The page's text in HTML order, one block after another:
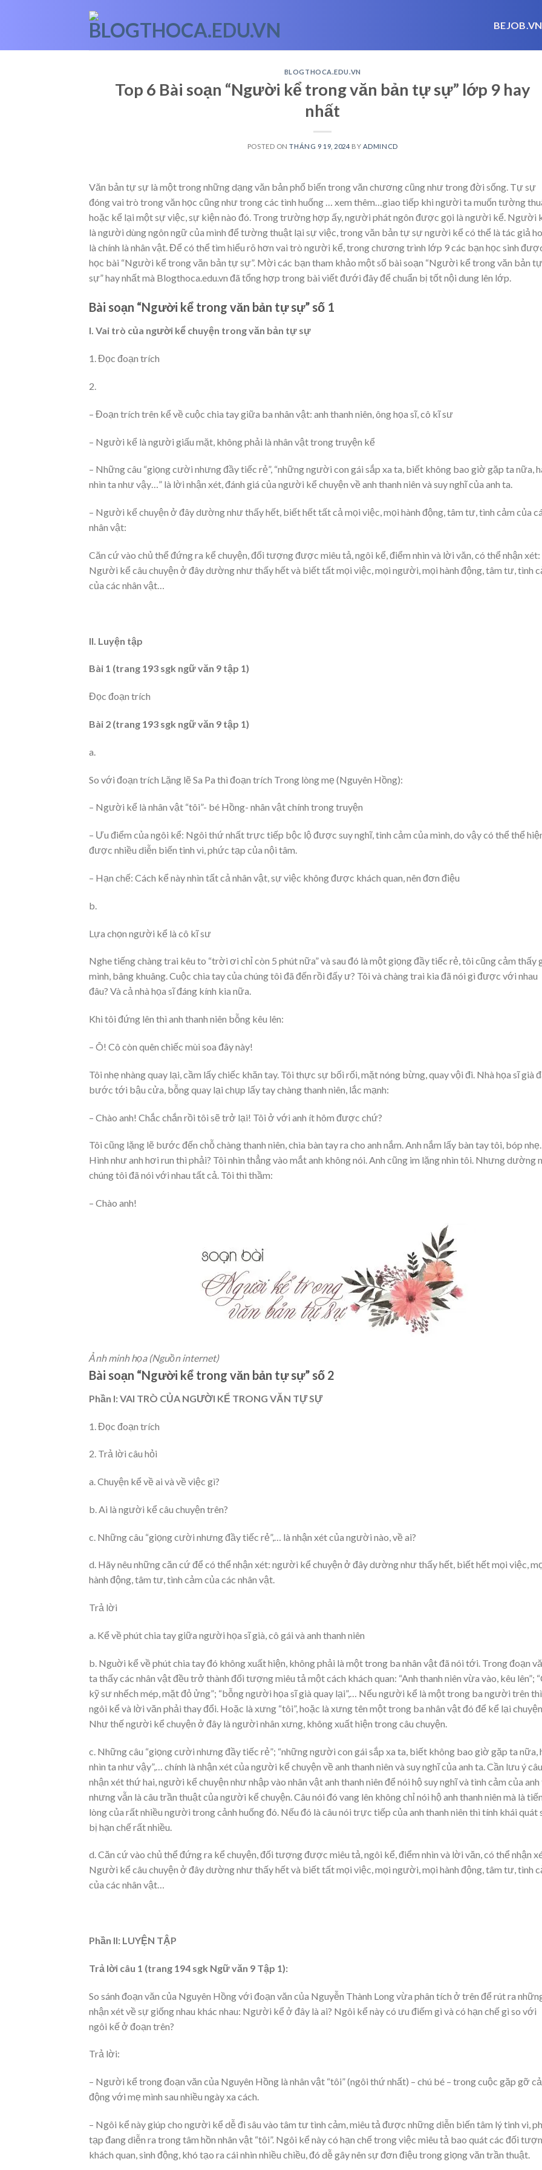
BEJOB.VN
BLOGTHOCA.EDU.VN
Top 6 Bài soạn “Người kể trong văn bản tự sự” lớp 9 hay
nhất
POSTED ONTHÁNG 9 19, 2024 BY ADMINCD
Văn bản tự sự là một trong những dạng văn bản phổ biến trong văn chương cũng như trong đời sống. Tự sự
đóng vai trò trong văn học cũng như trong các tình huống
… xem thêm… giao tiếp khi người ta muốn tường
hoặc kể lại một sự việc, sự kiện nào đó. Trong trường hợp ấy, người phát ngôn được gọi là người kể. Người
là người dùng ngôn ngữ của mình để tường thuật lại sự việc, trong văn bản tự sự người kể có thể là tác giả
là chính là nhân vật. Để có thể tìm hiểu rõ hơn vai trò người kể, trong chương trình lớp 9 các bạn học sinh
học bài “Người kể trong văn bản tự sự”. Mời các bạn tham khảo một số bài soạn “Người kể trong văn bản tự
sự” hay nhất mà Blogthoca.edu.vn đã tổng hợp trong bài viết đưới đây để chuẩn bị tốt nội dung lên lớp.
Bài soạn “Người kể trong văn bản tự sự” số 1
I. Vai trò của người kể chuyện trong văn bản tự sự
1. Đọc đoạn trích
2.
– Đoạn trích trên kể về cuộc chia tay giữa ba nhân vật: anh thanh niên, ông họa sĩ, cô kĩ sư
– Người kể là người giấu mặt, không phải là nhân vật trong truyện kể
– Những câu “giọng cười nhưng đầy tiếc rẻ”, “những người con gái sắp xa ta, biết không bao giờ gặp ta nữa,
nhìn ta như vậy…” là lời nhận xét, đánh giá của người kể chuyện về anh thanh niên và suy nghĩ của anh ta.
– Người kể chuyện ở đây dường như thấy hết, biết hết tất cả mọi việc, mọi hành động, tâm tư, tình cảm của
nhân vật:
Căn cứ vào chủ thể đứng ra kể chuyện, đối tượng được miêu tả, ngôi kể, điểm nhìn và lời văn, có thể nhận xét:
Người kể câu chuyện ở đây dường như thấy hết và biết tất mọi việc, mọi người, mọi hành động, tâm tư, tình
của các nhân vật…
II. Luyện tập
Bài 1 (trang 193 sgk ngữ văn 9 tập 1)
Đọc đoạn trích
Bài 2 (trang 193 sgk ngữ văn 9 tập 1)
a.
So với đoạn trích Lặng lẽ Sa Pa thì đoạn trích Trong lòng mẹ (Nguyên Hồng):
– Người kể là nhân vật “tôi”- bé Hồng- nhân vật chính trong truyện
– Ưu điểm của ngôi kể: Ngôi thứ nhất trực tiếp bộc lộ được suy nghĩ, tình cảm của mình, do vậy có thể thể
được nhiều diễn biến tinh vi, phức tạp của nội tâm.
– Hạn chế: Cách kể này nhìn tất cả nhân vật, sự việc không được khách quan, nên đơn điệu
b.
Lựa chọn người kể là cô kĩ sư
Nghe tiếng chàng trai kêu to “trời ơi chỉ còn 5 phút nữa” và sau đó là một giọng đầy tiếc rẻ, tôi cũng cảm thấy
mình, bâng khuâng. Cuộc chia tay của chúng tôi đã đến rồi đấy ư? Tôi và chàng trai kia đã nói gì được với nhau
đâu? Và cả nhà họa sĩ đáng kính kia nữa.
Khi tôi đứng lên thì anh thanh niên bỗng kêu lên:
– Ô! Cô còn quên chiếc mùi soa đây này!
Tôi nhẹ nhàng quay lại, cầm lấy chiếc khăn tay. Tôi thực sự bối rối, mặt nóng bừng, quay vội đi. Nhà họa sĩ già
bước tới bậu cửa, bỗng quay lại chụp lấy tay chàng thanh niên, lắc mạnh:
– Chào anh! Chắc chắn rồi tôi sẽ trở lại! Tôi ở với anh ít hôm được chứ?
Tôi cũng lặng lẽ bước đến chỗ chàng thanh niên, chìa bàn tay ra cho anh nắm. Anh nắm lấy bàn tay tôi, bóp nhẹ.
Hình như anh hơi run thì phải? Tôi nhìn thẳng vào mắt anh không nói. Anh cũng im lặng nhìn tôi. Nhưng dường
chúng tôi đã nói với nhau tất cả. Tôi thì thầm:
– Chào anh!
Ảnh minh họa (Nguồn internet)
Bài soạn “Người kể trong văn bản tự sự” số 2
Phần I: VAI TRÒ CỦA NGƯỜI KỂ TRONG VĂN TỰ SỰ
1. Đọc đoạn trích
2. Trả lời câu hỏi
a. Chuyện kể về ai và về việc gì?
b. Ai là người kể câu chuyện trên?
c. Những câu “giọng cười nhưng đầy tiếc rẻ”,… là nhận xét của người nào, về ai?
d. Hãy nêu những căn cứ để có thể nhận xét: người kể chuyện ở đây dường như thấy hết, biết hết mọi việc,
hành động, tâm tư, tình cảm của các nhân vật.
Trả lời
a. Kể về phút chia tay giữa người họa sĩ già, cô gái và anh thanh niên
b. Nguời kể về phút chia tay đó không xuất hiện, không phải là một trong ba nhân vật đã nói tới. Trong đoạn
ta thấy các nhân vật đều trở thành đối tượng miêu tả một cách khách quan: “Anh thanh niên vừa vào, kêu lên”;
kỹ sư nhếch mép, mặt đỏ ửng”; “bỗng người họa sĩ già quay lại”,… Nếu người kể là một trong ba người trên thì
ngôi kể và lời văn phải thay đổi. Hoặc là xưng “tôi”, hoặc là xưng tên một trong ba nhân vật đó để kể lại
Như thế người kể chuyện ở đây là người nhân xưng, không xuất hiện trong câu chuyện.
c. Những câu “giọng cười nhưng đầy tiếc rẻ”; “những người con gái sắp xa ta, biết không bao giờ gặp ta nữa,
nhìn ta như vậy”,… chính là nhận xét của người kể chuyện về anh thanh niên và suy nghĩ của anh ta. Cần lưu ý câu
nhận xét thứ hai, người kể chuyện như nhập vào nhân vật anh thanh niên để nói hộ suy nghĩ và tình cảm của anh
nhưng vẫn là câu trần thuật của người kể chuyện. Câu nói đó vang lên không chỉ nói hộ anh thanh niên mà là
lòng của rất nhiều người trong cảnh huống đó. Nếu đó là câu nói trực tiếp của anh thanh niên thì tính khái quát
bị hạn chế rất nhiều.
d. Căn cứ vào chủ thể đứng ra kể chuyện, đối tượng được miêu tả, ngôi kể, điểm nhìn và lời văn, có thể nhận
Người kể câu chuyện ở đây dường như thấy hết và biết tất mọi việc, mọi người, mọi hành động, tâm tư, tình
của các nhân vật…
Phần II: LUYỆN TẬP
Trả lời câu 1 (trang 194 sgk Ngữ văn 9 Tập 1):
So sánh đoạn văn của Nguyên Hồng với đoạn văn của Nguyễn Thành Long vừa phân tích ở trên để rút ra
nhận xét về sự giống nhau khác nhau: Người kể ở đây là ai? Ngôi kể này có ưu điếm gì và có hạn chế gì so với
ngôi kế ở đoạn trên?
Trả lời:
– Người kể trong đoạn văn của Nguyên Hồng là nhân vật “tôi” (ngôi thứ nhất) – chú bé – trong cuộc gặp gỡ
động với mẹ mình sau nhiều ngày xa cách.
– Ngôi kể này giúp cho người kể dễ đi sâu vào tâm tư tình cảm, miêu tả được những diễn biến tâm lý tinh vi,
tạp đang diễn ra trong tâm hồn nhân vật “tôi”. Ngôi kể này có hạn chế trong việc miêu tả bao quát các đối
khách quan, sinh động, khó tạo ra cái nhìn nhiều chiều, đó dễ gây nên sự đơn điệu trong giọng văn trần thuật.